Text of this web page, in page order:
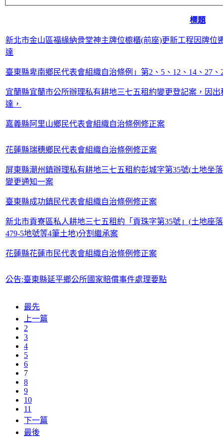
標題
新北市金山區福緣納骨堂神主牌位櫥櫃(前座)更新工程因牌
達
臺東縣卑南鄉民代表會組織自治條例」第2、5、12、14、27
宜蘭縣宜蘭市公所辦理私有耕地三七五租約變更登記案，因
達，
嘉義縣阿里山鄉民代表會組織自治條例修正案
花蓮縣瑞穗鄉民代表會組織自治條例修正案
屏東縣潮州鎮辦理私有耕地三七五租約彭城字第35號(土地坐
變更通知一案
臺東縣成功鎮民代表會組織自治條例修正案
新北市貢寮區私人耕地三七五租約「貢珠字第35號」(土地座
479-5地號等4筆土地)分割繼承案
花蓮縣花蓮市民代表會組織自治條例修正案
公告:臺東縣延平鄉公所國家賠償事件處理要點
最先
上一篇
2
3
4
5
6
7
8
9
10
11
下一篇
最後